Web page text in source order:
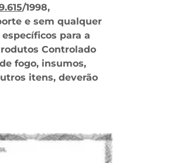
/1998,
e sem qualquer
para a
Controlado
fogo, insumos,
itens, deverão